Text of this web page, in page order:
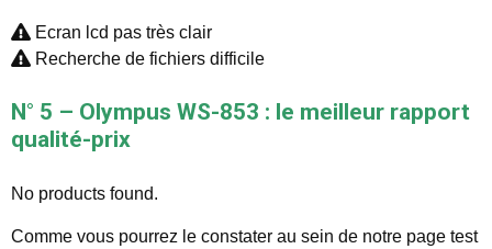
Ecran lcd pas très clair
Recherche de fichiers difficile
N° 5 – Olympus WS-853 : le meilleur rapport
qualité-prix
No products found.
Comme vous pourrez le constater au sein de notre page test